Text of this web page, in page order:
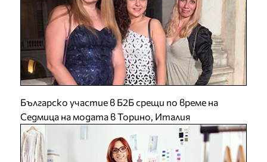
Българско участие в Б2Б срещи по време на
Седмица на модата в Торино, Италия